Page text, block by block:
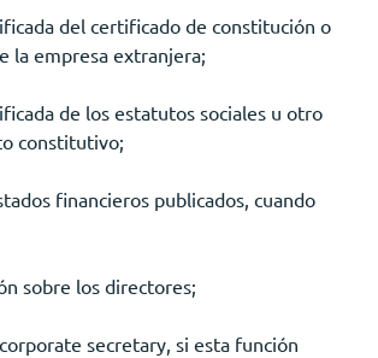
del certificado de constitución o
la empresa extranjera;
de los estatutos sociales u otro
constitutivo;
financieros publicados, cuando
sobre los directores;
secretary, si esta función